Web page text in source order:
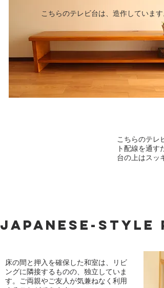
こちらのテレビ台は、造作しています
こちらのテレ
ト配線を通す
台の上はスッ
床の間と押入を確保した和室は、リビ
ングに隣接するものの、独立していま
す。ご両親やご友人が気兼ねなく利用
JApanese-style